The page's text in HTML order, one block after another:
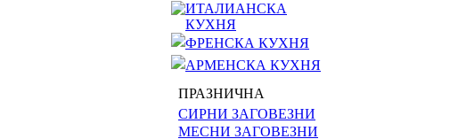
ИТАЛИАНСКА
КУХНЯ
ФРЕНСКА КУХНЯ
АРМЕНСКА КУХНЯ
ПРАЗНИЧНА
СИРНИ ЗАГОВЕЗНИ
МЕСНИ ЗАГОВЕЗНИ